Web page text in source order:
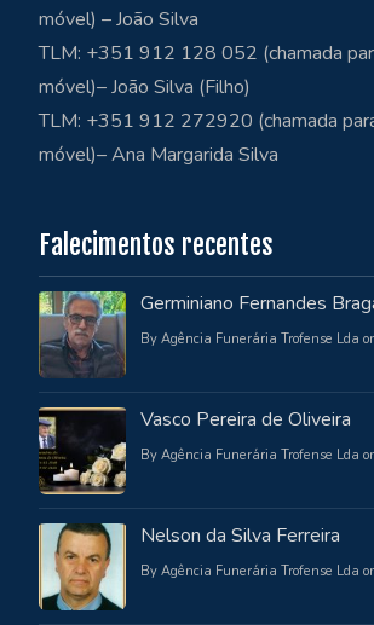
móvel) – João Silva
TLM: +351 912 128 052 (chamada
móvel)– João Silva (Filho)
TLM: +351 912 272920 (chamada
móvel)– Ana Margarida Silva
Falecimentos recentes
Germiniano Fernandes
By Agência Funerária Trofense Lda
Vasco Pereira de Oliveira
By Agência Funerária Trofense Lda
Nelson da Silva Ferreira
By Agência Funerária Trofense Lda